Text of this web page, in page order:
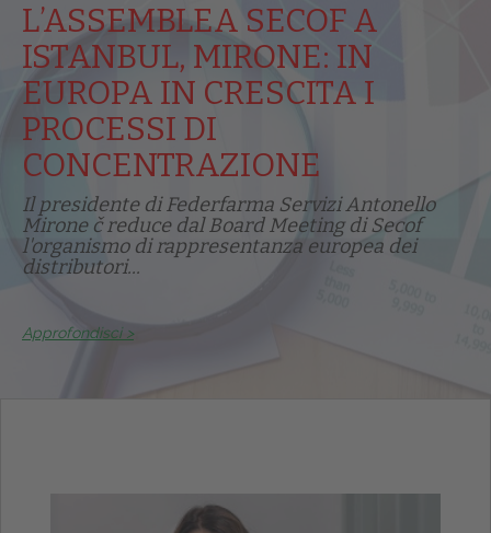
L’ASSEMBLEA SECOF A
ISTANBUL, MIRONE: IN
EUROPA IN CRESCITA I
PROCESSI DI
CONCENTRAZIONE
Il presidente di Federfarma Servizi Antonello
Mirone č reduce dal Board Meeting di Secof
l'organismo di rappresentanza europea dei
distributori...
Approfondisci >